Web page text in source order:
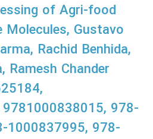
of Agri-food
Gustavo
Rachid Benhida,
Ramesh Chander
978-
1000837995, 978-